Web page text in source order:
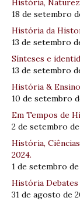
História,
18 de setembro
História da
13 de setembro
Sínteses e
13 de setembro
História &
10 de setembro
Em Tempos de
2 de setembro
História,
2024.
1 de setembro
História Debates
31 de agosto de